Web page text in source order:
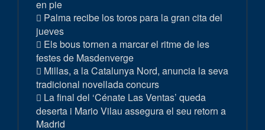
en pie
Palma recibe los toros para la gran cita del
jueves
Els bous tornen a marcar el ritme de les
festes de Masdenverge
Millas, a la Catalunya Nord, anuncia la seva
tradicional novellada concurs
La final del ‘Cénate Las Ventas’ queda
deserta i Mario Vilau assegura el seu retorn a
Madrid